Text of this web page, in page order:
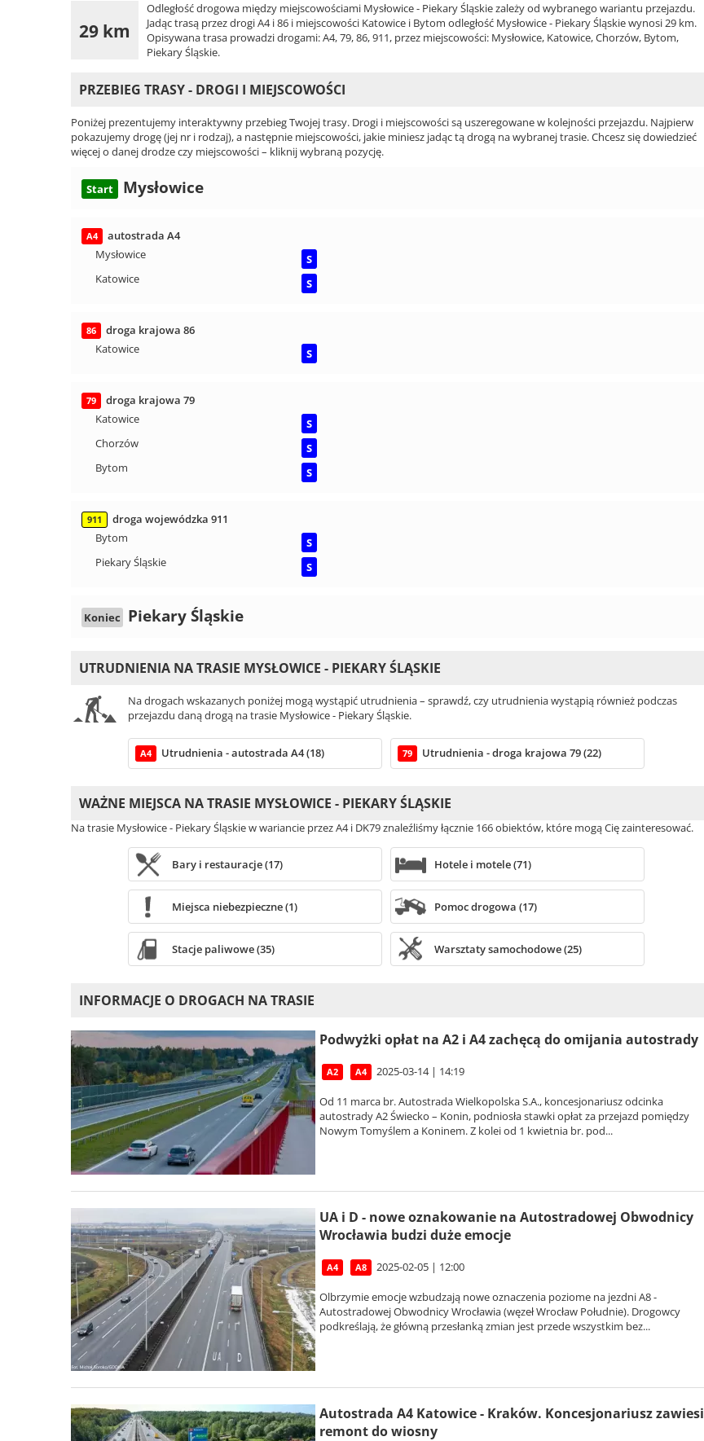
29 km
Odległość drogowa między miejscowościami Mysłowice - Piekary Śląskie zależy od wybranego wariantu przejazdu.
Jadąc trasą przez drogi A4 i 86 i miejscowości Katowice i Bytom odległość Mysłowice - Piekary Śląskie wynosi 29 km.
Opisywana trasa prowadzi drogami: A4, 79, 86, 911, przez miejscowości: Mysłowice, Katowice, Chorzów, Bytom,
Piekary Śląskie.
PRZEBIEG TRASY - DROGI I MIEJSCOWOŚCI
Poniżej prezentujemy interaktywny przebieg Twojej trasy. Drogi i miejscowości są uszeregowane w kolejności przejazdu. Najpierw
pokazujemy drogę (jej nr i rodzaj), a następnie miejscowości, jakie miniesz jadąc tą drogą na wybranej trasie. Chcesz się dowiedzieć
więcej o danej drodze czy miejscowości – kliknij wybraną pozycję.
Start Mysłowice
A4
autostrada A4
Mysłowice
S
Katowice
S
86
droga krajowa 86
Katowice
S
79
droga krajowa 79
Katowice
S
Chorzów
S
Bytom
S
911
droga wojewódzka 911
Bytom
S
Piekary Śląskie
S
Koniec Piekary Śląskie
UTRUDNIENIA NA TRASIE MYSŁOWICE - PIEKARY ŚLĄSKIE
Na drogach wskazanych poniżej mogą wystąpić utrudnienia – sprawdź, czy utrudnienia wystąpią również podczas
przejazdu daną drogą na trasie Mysłowice - Piekary Śląskie.
A4 Utrudnienia - autostrada A4 (18) 79 Utrudnienia - droga krajowa 79 (22)
WAŻNE MIEJSCA NA TRASIE MYSŁOWICE - PIEKARY ŚLĄSKIE
Na trasie Mysłowice - Piekary Śląskie w wariancie przez A4 i DK79 znaleźliśmy łącznie 166 obiektów, które mogą Cię zainteresować.
Bary i restauracje (17) Hotele i motele (71)
Miejsca niebezpieczne (1) Pomoc drogowa (17)
Stacje paliwowe (35) Warsztaty samochodowe (25)
INFORMACJE O DROGACH NA TRASIE
Podwyżki opłat na A2 i A4 zachęcą do omijania autostrady
A2 A4 2025-03-14 | 14:19
Od 11 marca br. Autostrada Wielkopolska S.A., koncesjonariusz odcinka
autostrady A2 Świecko – Konin, podniosła stawki opłat za przejazd pomiędzy
Nowym Tomyślem a Koninem. Z kolei od 1 kwietnia br. pod...
UA i D - nowe oznakowanie na Autostradowej Obwodnicy
Wrocławia budzi duże emocje
A4 A8 2025-02-05 | 12:00
Olbrzymie emocje wzbudzają nowe oznaczenia poziome na jezdni A8 -
Autostradowej Obwodnicy Wrocławia (węzeł Wrocław Południe). Drogowcy
podkreślają, że główną przesłanką zmian jest przede wszystkim bez...
Autostrada A4 Katowice - Kraków. Koncesjonariusz zawiesi
remont do wiosny